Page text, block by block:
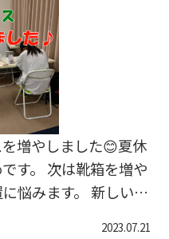
に1つ、地名を覚えま
よラストスパート。
の調子のまま2学期
大井町 #千代川町 #
強法
増やしました😊夏休
す。 次は靴箱を増や
悩みます。 新しい先
2023.07.21